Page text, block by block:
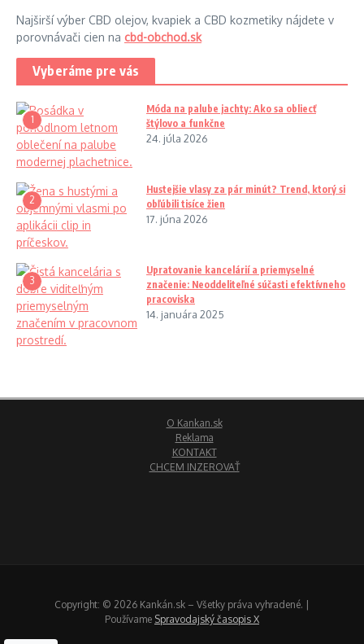
Najširší výber CBD olejov, kvapiek a CBD kozmetiky nájdete v
porovnávači cien na cbd-obchod.sk
Vyberáme pre vás
1
Móda na palube jachty: Ako sa obliecť
štýlovo a funkčne
24. júla 2026
2
Hustejšie vlasy za pár minút? Trend, ktorý si
obľúbili tisíce žien
17. júna 2026
3
Upratovanie kancelárií a priemyselné
značenie: Neoddeliteľné súčasti efektívneho
pracoviska
14. januára 2025
O Kankan.sk
Reklama
KONTAKT
CHCEM INZEROVAŤ
Copyright: © 2026 Kankán.sk – Všetky práva vyhradené. |
Používame Spravodajský časopis X